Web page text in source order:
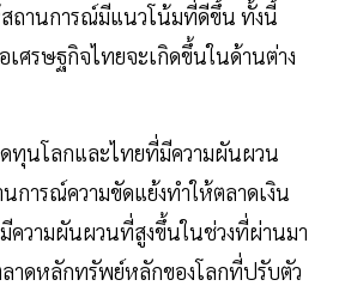
สถานการณ์มีแนวโน้มที่ดีขึ้น ทั้งนี้
ศรษฐกิจไทยจะเกิดขึ้นในด้านต่าง
ดทุนโลกและไทยที่มีความผันผวน
การณ์ความขัดแย้งทำให้ตลาดเงิน
ความผันผวนที่สูงขึ้นในช่วงที่ผ่านมา
าดหลักทรัพย์หลักของโลกที่ปรับตัว